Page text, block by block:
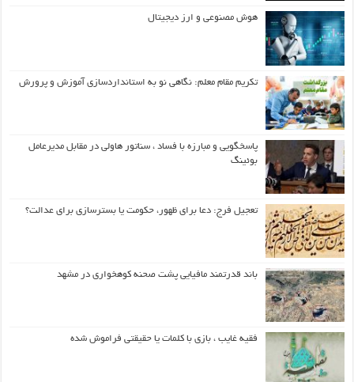
هوش مصنوعی و ارز دیجیتال
تکریم مقام معلم: نگاهی نو به استانداردسازی آموزش و پرورش
پاسخگویی و مبارزه با فساد ، سناتور هاولی در مقابل مدیرعامل
بوئینگ
تعجیل فرج: دعا برای ظهور، حکومت یا بسترسازی برای عدالت؟
باند قدرتمند مافیایی پشت صحنه کوهخواری در مشهد
فقیه غایب ، بازی با کلمات یا حقیقتی فراموش شده